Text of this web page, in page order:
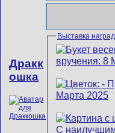
Дракк
ошка
Выставка наград